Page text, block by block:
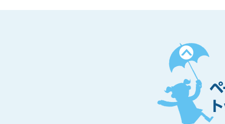
ペ
ー
ジ
ト